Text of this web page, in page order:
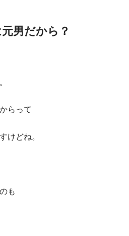
男だから？
らって
けどね。
も